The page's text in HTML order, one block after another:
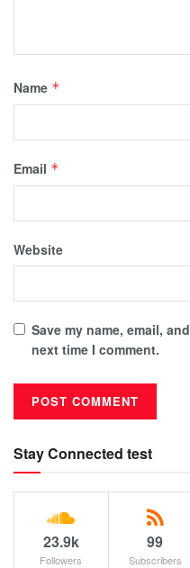
Name *
Email *
Website
Save my name, email,
next time I comment.
Stay Connected test
23.9k
Followers
99
Subscribers